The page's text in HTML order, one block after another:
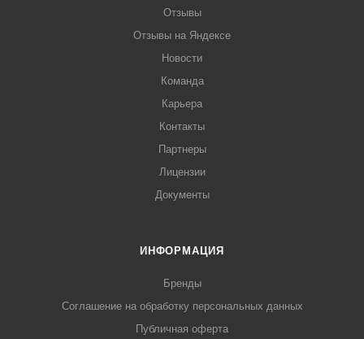
Отзывы
Отзывы на Яндексе
Новости
Команда
Карьера
Контакты
Партнеры
Лицензии
Документы
ИНФОРМАЦИЯ
Бренды
Соглашение на обработку персональных данных
Публичная оферта